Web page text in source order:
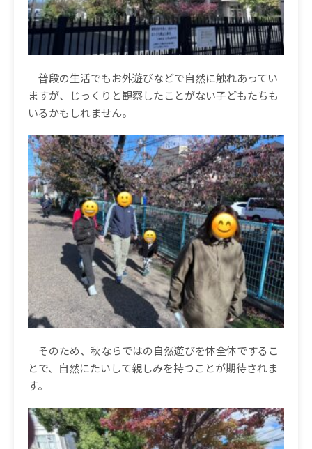
普段の生活でもお外遊びなどで自然に触れあってい
ますが、じっくりと観察したことがない子どもたちも
いるかもしれません。
そのため、秋ならではの自然遊びを体全体でするこ
とで、自然にたいして親しみを持つことが期待されま
す。